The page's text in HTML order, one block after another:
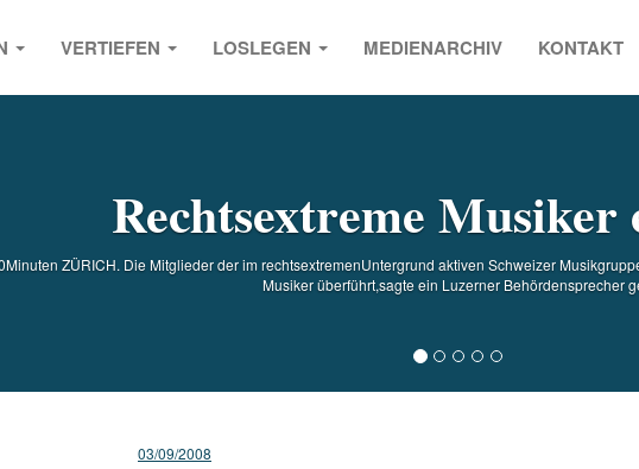
VERTIEFEN LOSLEGEN MEDIENARCHIV KONTAKT
Rechtsextreme
ZÜRICH. Die Mitglieder der im rechtsextremenUntergrund aktiven Schweizer
Musiker überführt,sagte ein Luzerner Behördensprecher
03/09/2008